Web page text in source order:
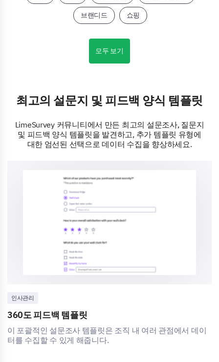
브랜디드 쇼핑
모두 보기
최고의 설문지 및 피드백 양식 템플릿
LimeSurvey 커뮤니티에서 만든 최고의 설문조사, 질문지
및 피드백 양식 템플릿을 발견하고, 추가 템플릿 유형에
대한 엄선된 선택으로 데이터 수집을 향상하세요.
인사관리
360도 피드백 템플릿
이 포괄적인 설문조사 템플릿은 조직 내 여러 관점에서 데이
터를 수집할 수 있게 해줍니다.